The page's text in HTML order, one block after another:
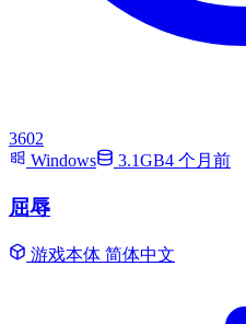
3602
Windows
3.1GB4 个月前
屈辱
游戏本体 简体中文